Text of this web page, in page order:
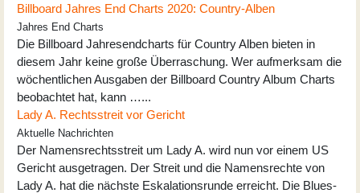
Billboard Jahres End Charts 2020: Country-Alben
Jahres End Charts
Die Billboard Jahresendcharts für Country Alben bieten in
diesem Jahr keine große Überraschung. Wer aufmerksam die
wöchentlichen Ausgaben der Billboard Country Album Charts
beobachtet hat, kann …...
Lady A. Rechtsstreit vor Gericht
Aktuelle Nachrichten
Der Namensrechtsstreit um Lady A. wird nun vor einem US
Gericht ausgetragen. Der Streit und die Namensrechte von
Lady A. hat die nächste Eskalationsrunde erreicht. Die Blues-